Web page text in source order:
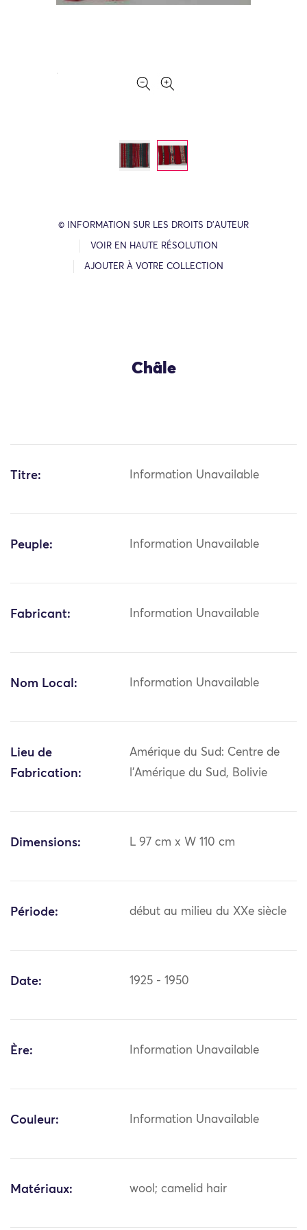
© INFORMATION SUR LES DROITS D’AUTEUR
VOIR EN HAUTE RÉSOLUTION
AJOUTER À VOTRE COLLECTION
Châle
Titre: Information Unavailable
Peuple: Information Unavailable
Fabricant: Information Unavailable
Nom Local: Information Unavailable
Lieu de
Fabrication:
Amérique du Sud: Centre de
l'Amérique du Sud, Bolivie
Dimensions: L 97 cm x W 110 cm
Période: début au milieu du XXe siècle
Date: 1925 - 1950
Ère: Information Unavailable
Couleur: Information Unavailable
Matériaux: wool; camelid hair